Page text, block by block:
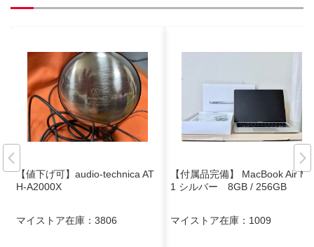
【値下げ可】audio-technica AT
H-A2000X
マイストア在庫： 3806
【付属品完備】 MacBook Air M
1 シルバー 8GB / 256GB
マイストア在庫： 1009